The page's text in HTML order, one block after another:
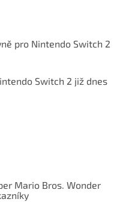
pro Nintendo Switch 2
Switch 2 již dnes
Mario Bros. Wonder